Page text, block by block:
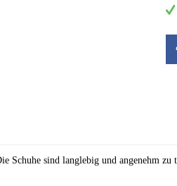
Schuhe sind langlebig und angenehm